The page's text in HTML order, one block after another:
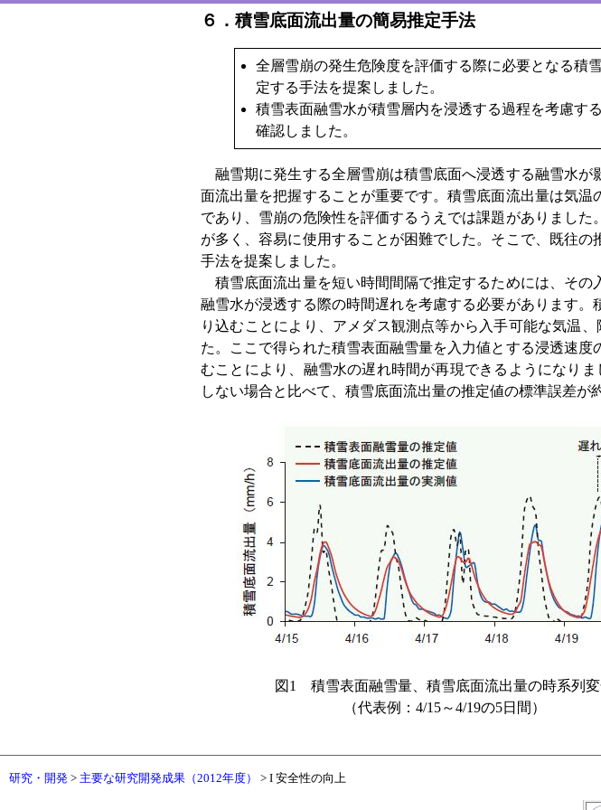
６．積雪底面流出量の簡易推定手法
全層雪崩の発生危険度を評価する際に必要となる積
定する手法を提案しました。
積雪表面融雪水が積雪層内を浸透する過程を考慮す
確認しました。
融雪期に発生する全層雪崩は積雪底面へ浸透する融雪水が
面流出量を把握することが重要です。積雪底面流出量は気
であり、雪崩の危険性を評価するうえでは課題がありまし
が多く、容易に使用することが困難でした。そこで、既往
手法を提案しました。
積雪底面流出量を短い時間間隔で推定するためには、その
融雪水が浸透する際の時間遅れを考慮する必要があります
り込むことにより、アメダス観測点等から入手可能な気温
た。ここで得られた積雪表面融雪量を入力値とする浸透速
むことにより、融雪水の遅れ時間が再現できるようになり
しない場合と比べて、積雪底面流出量の推定値の標準誤差が
図1 積雪表面融雪量、積雪底面流出量の時系列
（代表例：4/15～4/19の5日間）
研究・開発 > 主要な研究開発成果（2012年度） > I 安全性の向上